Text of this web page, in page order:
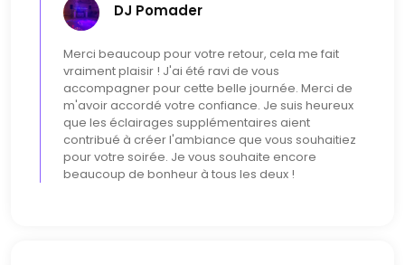
DJ Pomader
Merci beaucoup pour votre retour, cela me fait
vraiment plaisir ! J'ai été ravi de vous
accompagner pour cette belle journée. Merci de
m'avoir accordé votre confiance. Je suis heureux
que les éclairages supplémentaires aient
contribué à créer l'ambiance que vous souhaitiez
pour votre soirée. Je vous souhaite encore
beaucoup de bonheur à tous les deux !